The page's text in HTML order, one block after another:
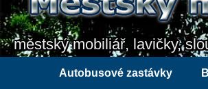
městský mobiliář, lavičky,
Autobusové zastávky